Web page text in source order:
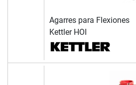
Agarres para Flexiones
Kettler HOI